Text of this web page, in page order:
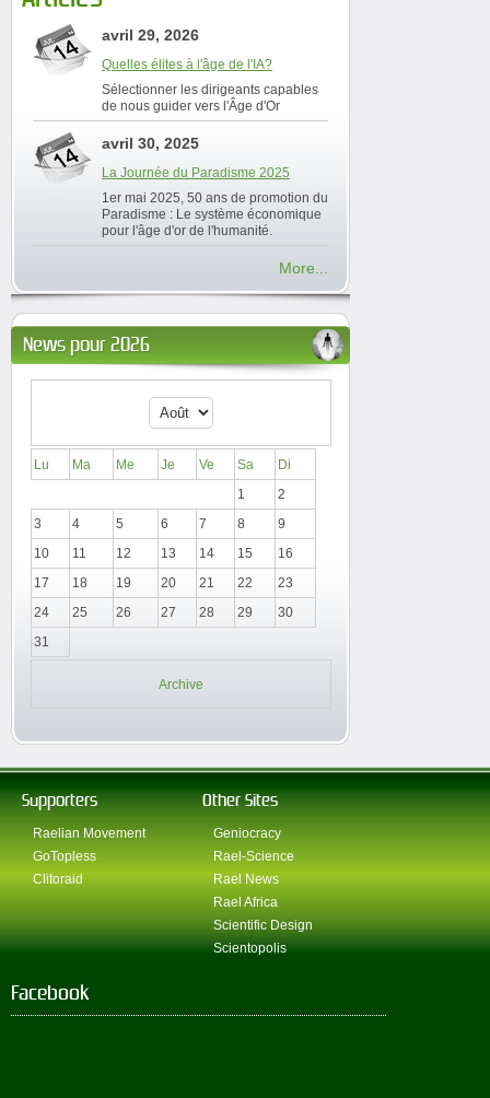
avril 29, 2026
Quelles élites à l'âge de l'IA?
Sélectionner les dirigeants capables
de nous guider vers l'Âge d'Or
avril 30, 2025
La Journée du Paradisme 2025
1er mai 2025, 50 ans de promotion du
Paradisme : Le système économique
pour l'âge d'or de l'humanité.
More...
News pour 2026
Lu Ma Me Je Ve Sa
Di
1
2
3
4 5 6 7 8
9
10
11 12 13 14 15
16
17
18 19 20 21 22
23
24
25 26 27 28 29
30
31
Archive
Supporters
Raelian Movement
GoTopless
Clitoraid
Other Sites
Geniocracy
Rael-Science
Rael News
Rael Africa
Scientific Design
Scientopolis
Facebook